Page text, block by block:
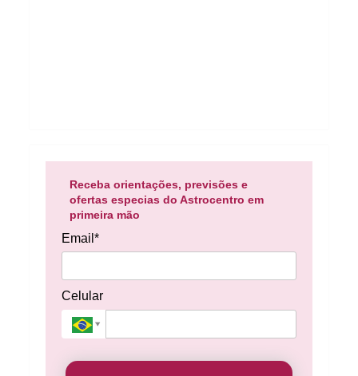
Receba orientações, previsões e
ofertas especias do Astrocentro em
primeira mão
Email*
Celular